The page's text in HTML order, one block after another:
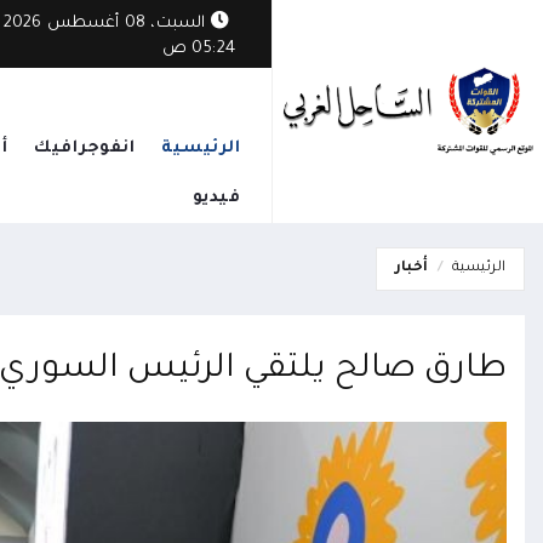
السبت، 08 أغسطس 2026
05:24 ص
الرئيسية انفوجرافيك
فيديو
الرئيسية أخبار
طارق صالح يلتقي الرئيس